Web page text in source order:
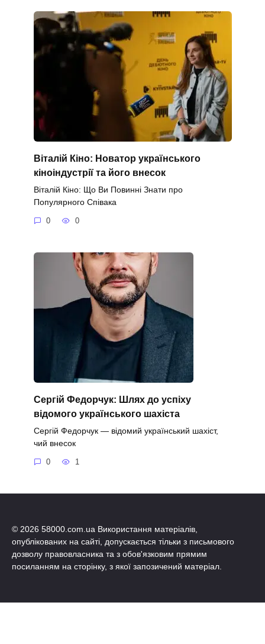
Віталій Кіно: Новатор українського
кіноіндустрії та його внесок
Віталій Кіно: Що Ви Повинні Знати про
Популярного Співака
0 0
Сергій Федорчук: Шлях до успіху
відомого українського шахіста
Сергій Федорчук — відомий український шахіст,
чий внесок
0 1
© 2026 58000.com.ua Використання матеріалів,
опублікованих на сайті, допускається тільки з письмового
дозволу правовласника та з обов'язковим прямим
посиланням на сторінку, з якої запозичений матеріал.